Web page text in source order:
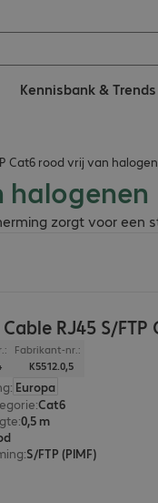
Kennisbank & Trends
Cat6 rood vrij van
halogenen
zorgt voor
RJ45 S/FTP
Fabrikant-nr.:
K5512.0,5
: Europa
:Cat6
:0,5 m
:S/FTP (PIMF)